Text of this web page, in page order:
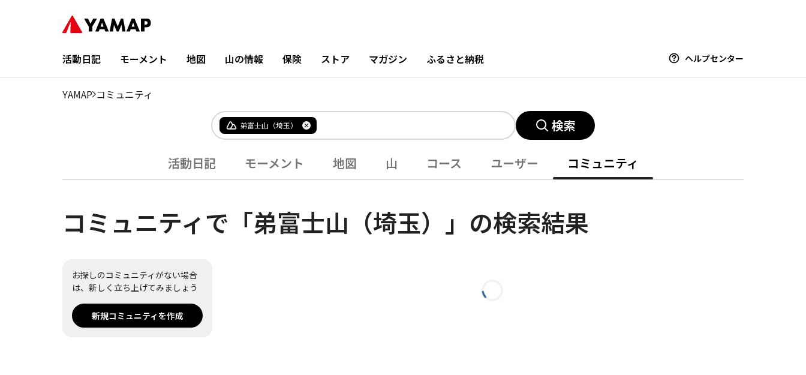
活動日記 モーメント 地図 山の情報 保険 ストア マガジン ふるさと納税 ヘルプセンター
YAMAP コミュニティ
弟富士山（埼玉） 検索
活動日記 モーメント 地図 山 コース ユーザー コミュニティ
コミュニティで「弟富士山（埼玉）」の検索結果
お探しのコミュニティがない場合
は、新しく立ち上げてみましょう
新規コミュニティを作成